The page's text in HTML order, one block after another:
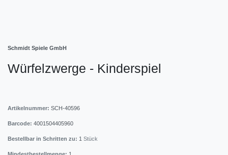
Schmidt Spiele GmbH
Würfelzwerge - Kinderspiel
Artikelnummer: SCH-40596
Barcode: 4001504405960
Bestellbar in Schritten zu: 1 Stück
Mindestbestellmenge: 1